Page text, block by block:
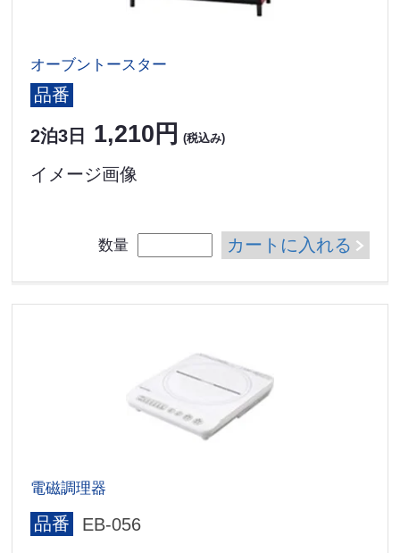
オーブントースター
品番
2泊3日 1,210円 (税込み)
イメージ画像
数量 カートに入れる
電磁調理器
品番 EB-056